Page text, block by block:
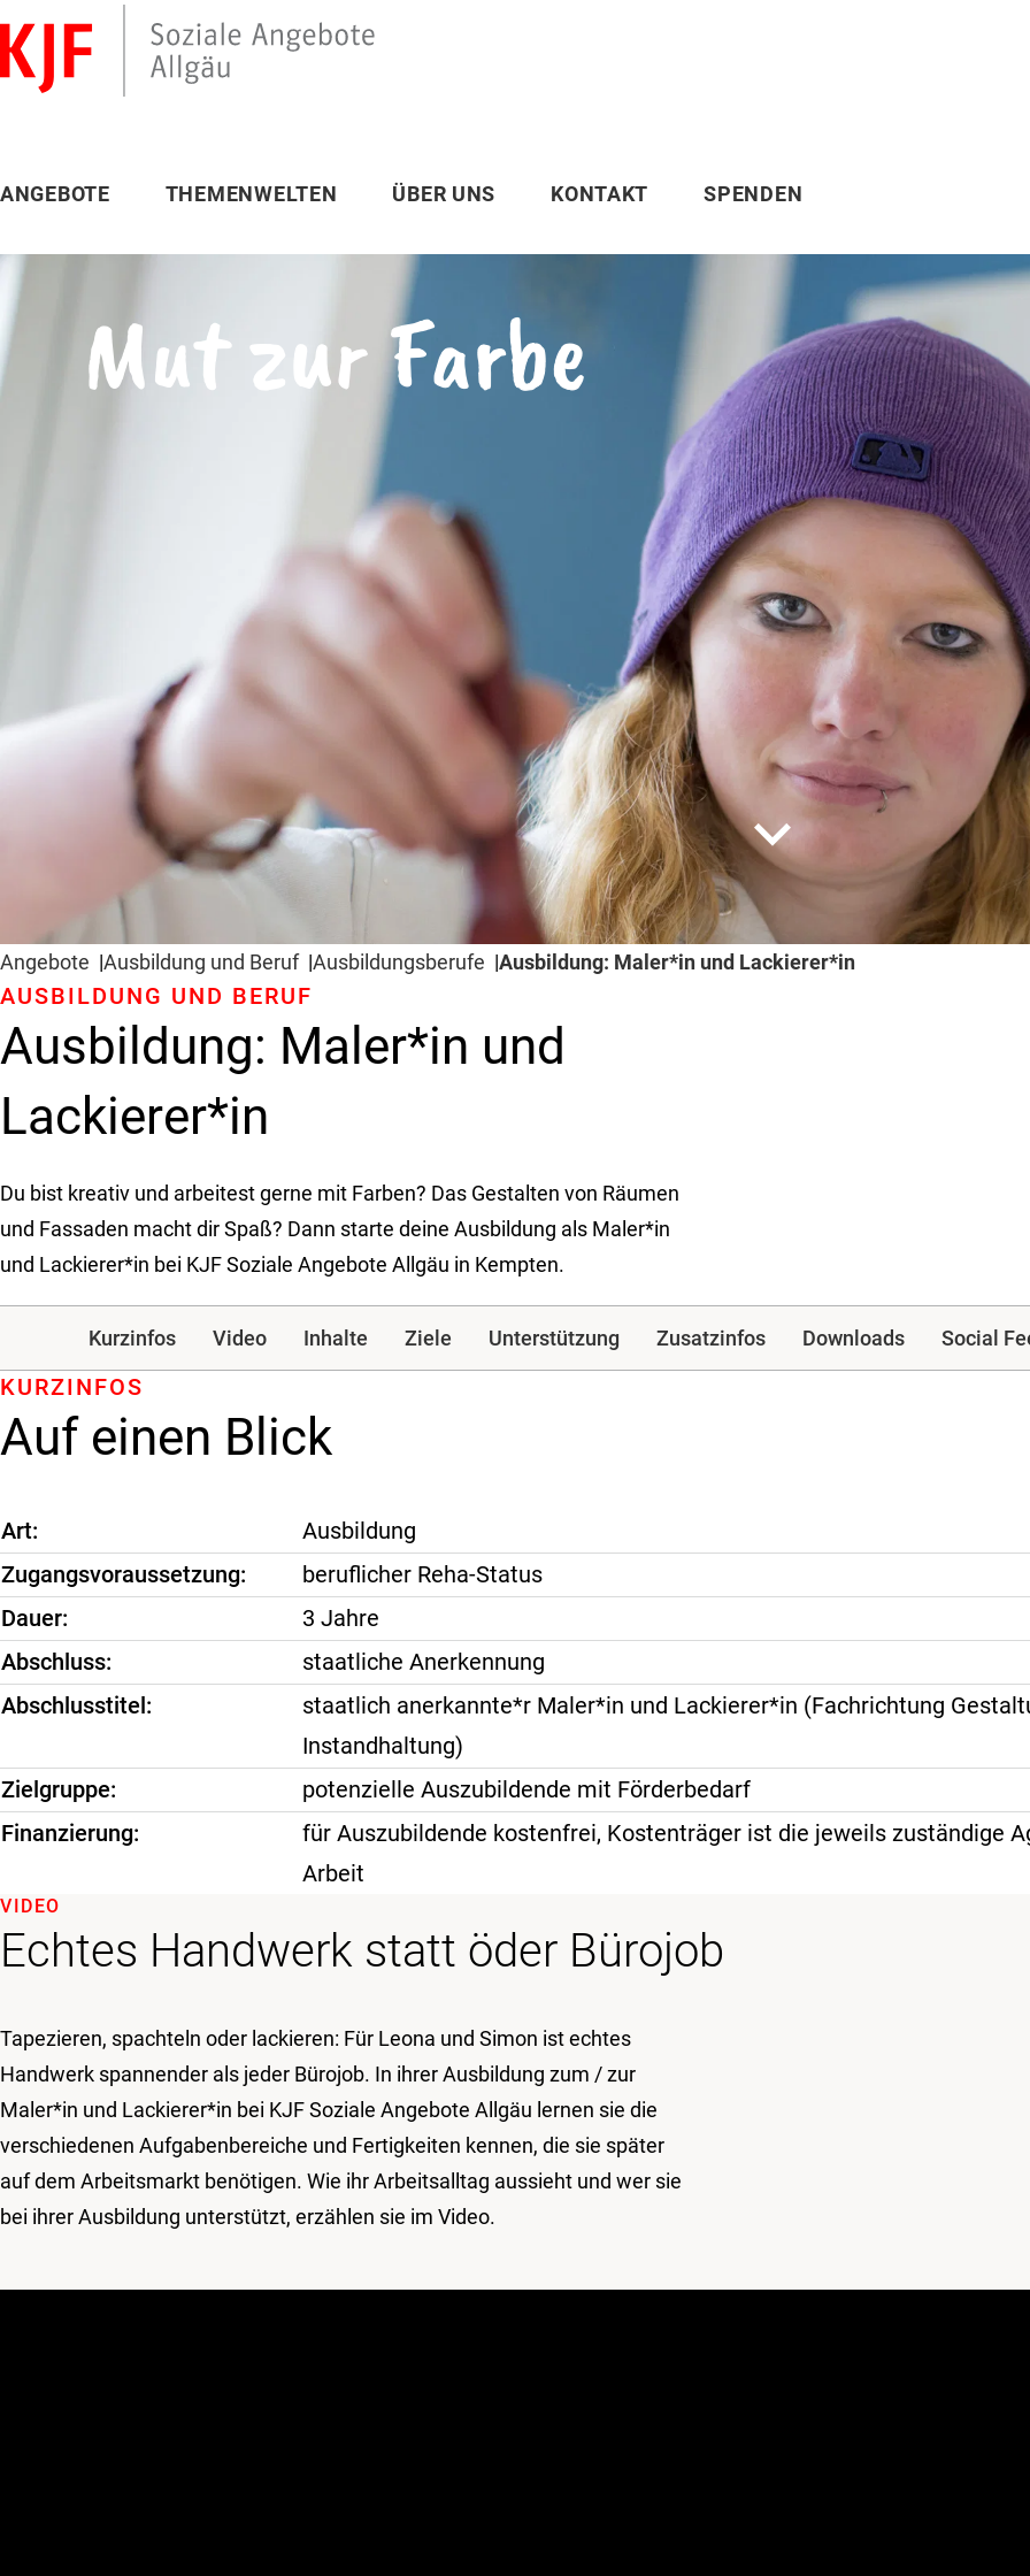
ANGEBOTE THEMENWELTEN ÜBER UNS KONTAKT SPENDEN
Mut zur Farbe
expand_more
Angebote Ausbildung und Beruf Ausbildungsberufe Ausbildung: Maler*in und Lackierer*in
Ausbildung: Maler*in und
Lackierer*in
AUSBILDUNG UND BERUF
Du bist kreativ und arbeitest gerne mit Farben? Das Gestalten von Räumen
und Fassaden macht dir Spaß? Dann starte deine Ausbildung als Maler*in
und Lackierer*in bei KJF Soziale Angebote Allgäu in Kempten.
Kurzinfos Video Inhalte Ziele Unterstützung Zusatzinfos Downloads Social
Auf einen Blick
KURZINFOS
Art
Ausbildung
Zugangsvoraussetzung
beruflicher Reha-Status
Dauer
3 Jahre
Abschluss
staatliche Anerkennung
Abschlusstitel
staatlich anerkannte*r Maler*in und Lackierer*in (Fachrichtung
Instandhaltung)
Zielgruppe
potenzielle Auszubildende mit Förderbedarf
Finanzierung
für Auszubildende kostenfrei, Kostenträger ist die jeweils zuständige
Arbeit
Echtes Handwerk statt öder Bürojob
VIDEO
Tapezieren, spachteln oder lackieren: Für Leona und Simon ist echtes
Handwerk spannender als jeder Bürojob. In ihrer Ausbildung zum / zur
Maler*in und Lackierer*in bei KJF Soziale Angebote Allgäu lernen sie die
verschiedenen Aufgabenbereiche und Fertigkeiten kennen, die sie später
auf dem Arbeitsmarkt benötigen. Wie ihr Arbeitsalltag aussieht und wer sie
bei ihrer Ausbildung unterstützt, erzählen sie im Video.